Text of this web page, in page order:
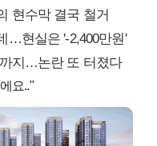
현수막 결국 철거
…현실은 '-2,400만원'
지…논란 또 터졌다
요.."